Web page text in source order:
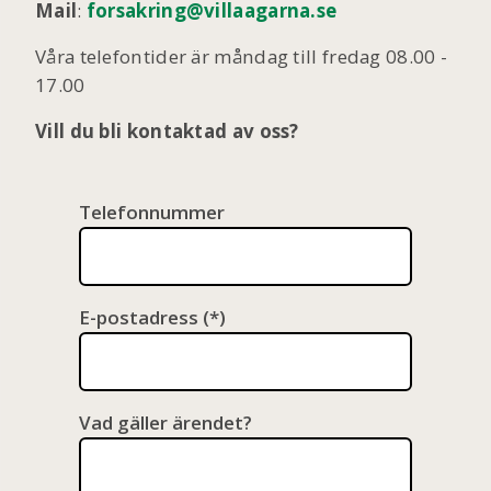
Mail: forsakring@villaagarna.se
Våra telefontider är måndag till fredag 08.00 -
17.00
Vill du bli kontaktad av oss?
Telefonnummer
E-postadress
Vad gäller ärendet?